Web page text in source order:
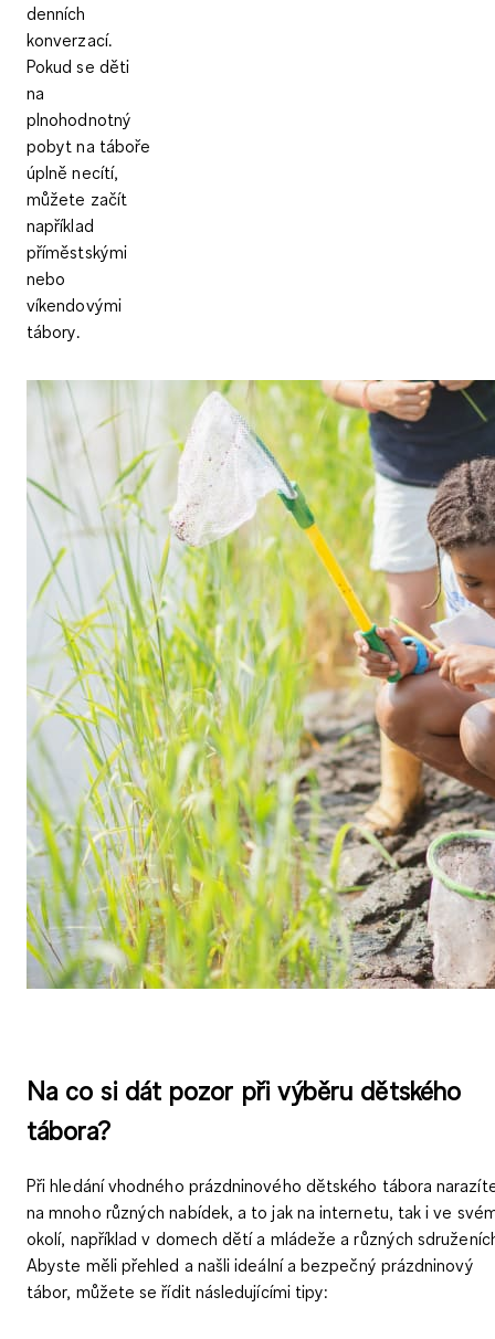
denních
konverzací.
Pokud se děti
na
plnohodnotný
pobyt na táboře
úplně necítí,
můžete začít
například
příměstskými
nebo
víkendovými
tábory.
Na co si dát pozor při výběru dětského
tábora?
Při hledání vhodného prázdninového dětského tábora
na mnoho různých nabídek, a to jak na internetu, tak i ve
okolí, například v domech dětí a mládeže a různých
Abyste měli přehled a našli ideální a bezpečný prázdninový
tábor, můžete se řídit následujícími tipy: